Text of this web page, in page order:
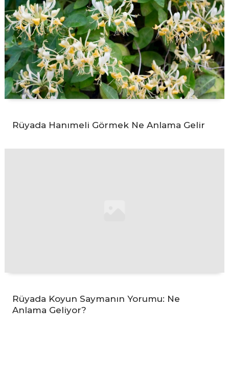
Rüyada Hanımeli Görmek Ne Anlama Gelir
Rüyada Koyun Saymanın Yorumu: Ne
Anlama Geliyor?